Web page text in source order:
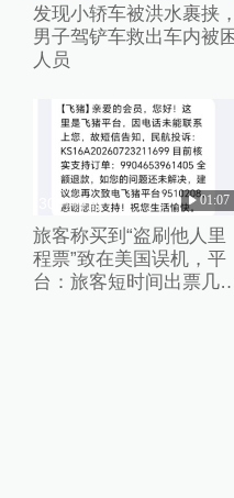
发现小轿车被洪水裹挟，
男子驾铲车救出车内被困
人员
30分钟前 01:07
旅客称买到“盗刷他人里
程票”致在美国误机，平
台：旅客短时间出票几